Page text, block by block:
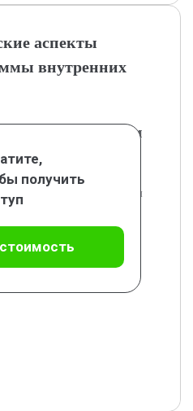
аспекты
внутренних
программ
разработки программ
получить